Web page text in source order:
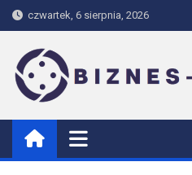
Skip
to
content
czwartek, 6 sierpnia, 2026
biznes-house.pl